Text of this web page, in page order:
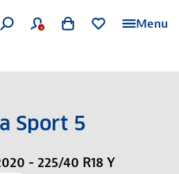
Menu
Sport 5
- 225/40 R18 Y